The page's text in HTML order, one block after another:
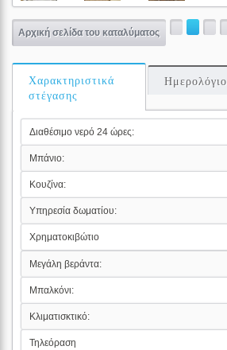
Αρχική σελίδα του καταλύματος
Χαρακτηριστικά
στέγασης
Ημερολόγιο
Διαθέσιμο νερό 24 ώρες:
Μπάνιο:
Κουζίνα:
Υπηρεσία δωματίου:
Χρηματοκιβώτιο
Μεγάλη βεράντα:
Μπαλκόνι:
Κλιματισκτικό:
Τηλεόραση